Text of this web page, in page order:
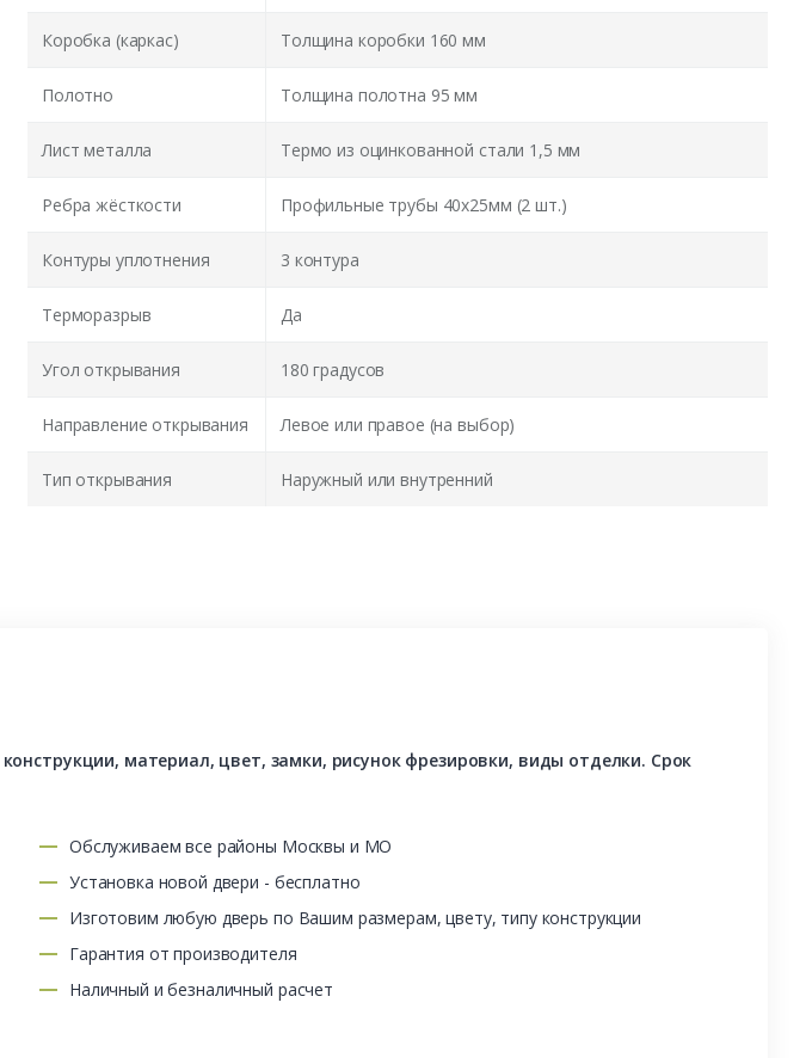
Коробка (каркас) Толщина коробки 160 мм
Полотно Толщина полотна 95 мм
Лист металла Термо из оцинкованной стали 1,5 мм
Ребра жёсткости Профильные трубы 40х25мм (2 шт.)
Контуры уплотнения 3 контура
Терморазрыв Да
Угол открывания 180 градусов
Направление открывания Левое или правое (на выбор)
Тип открывания Наружный или внутренний
материал, цвет, замки, рисунок фрезировки, виды отделки. Срок
Обслуживаем все районы Москвы и МО
Установка новой двери - бесплатно
Изготовим любую дверь по Вашим размерам, цвету, типу конструкции
Гарантия от производителя
Наличный и безналичный расчет